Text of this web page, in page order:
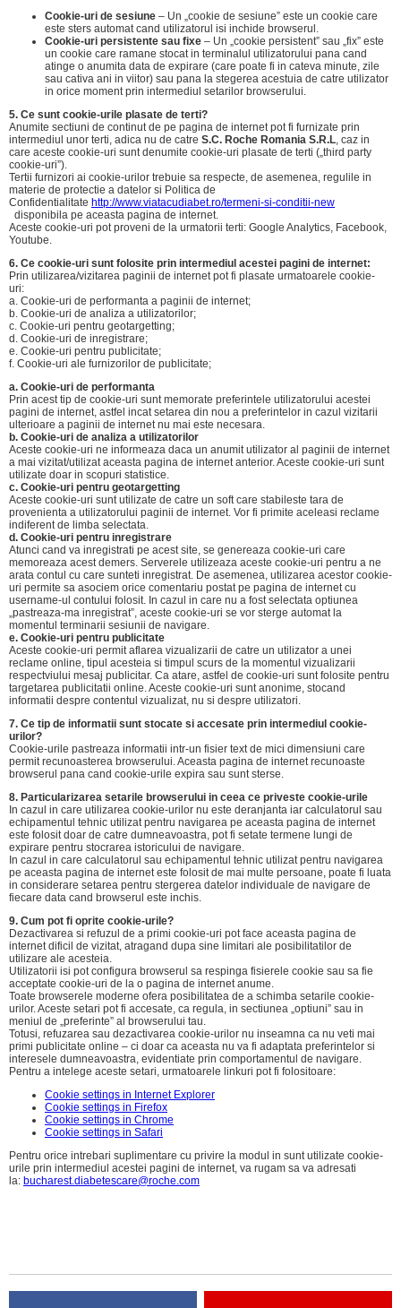
Cookie-uri de sesiune – Un „cookie de sesiune” este un cookie care
este sters automat cand utilizatorul isi inchide browserul.
Cookie-uri persistente sau fixe – Un „cookie persistent” sau „fix” este
un cookie care ramane stocat in terminalul utilizatorului pana cand
atinge o anumita data de expirare (care poate fi in cateva minute, zile
sau cativa ani in viitor) sau pana la stegerea acestuia de catre utilizator
in orice moment prin intermediul setarilor browserului.
5. Ce sunt cookie-urile plasate de terti?
Anumite sectiuni de continut de pe pagina de internet pot fi furnizate prin
intermediul unor terti, adica nu de catre S.C. Roche Romania S.R.L, caz in
care aceste cookie-uri sunt denumite cookie-uri plasate de terti („third party
cookie-uri”).
Tertii furnizori ai cookie-urilor trebuie sa respecte, de asemenea, regulile in
materie de protectie a datelor si Politica de
Confidentialitate http://www.viatacudiabet.ro/termeni-si-conditii-new
disponibila pe aceasta pagina de internet.
Aceste cookie-uri pot proveni de la urmatorii terti: Google Analytics, Facebook,
Youtube.
6. Ce cookie-uri sunt folosite prin intermediul acestei pagini de internet:
Prin utilizarea/vizitarea paginii de internet pot fi plasate urmatoarele cookie-
uri:
a. Cookie-uri de performanta a paginii de internet;
b. Cookie-uri de analiza a utilizatorilor;
c. Cookie-uri pentru geotargetting;
d. Cookie-uri de inregistrare;
e. Cookie-uri pentru publicitate;
f. Cookie-uri ale furnizorilor de publicitate;
a. Cookie-uri de performanta
Prin acest tip de cookie-uri sunt memorate preferintele utilizatorului acestei
pagini de internet, astfel incat setarea din nou a preferintelor in cazul vizitarii
ulterioare a paginii de internet nu mai este necesara.
b. Cookie-uri de analiza a utilizatorilor
Aceste cookie-uri ne informeaza daca un anumit utilizator al paginii de internet
a mai vizitat/utilizat aceasta pagina de internet anterior. Aceste cookie-uri sunt
utilizate doar in scopuri statistice.
c. Cookie-uri pentru geotargetting
Aceste cookie-uri sunt utilizate de catre un soft care stabileste tara de
provenienta a utilizatorului paginii de internet. Vor fi primite aceleasi reclame
indiferent de limba selectata.
d. Cookie-uri pentru inregistrare
Atunci cand va inregistrati pe acest site, se genereaza cookie-uri care
memoreaza acest demers. Serverele utilizeaza aceste cookie-uri pentru a ne
arata contul cu care sunteti inregistrat. De asemenea, utilizarea acestor cookie-
uri permite sa asociem orice comentariu postat pe pagina de internet cu
username-ul contului folosit. In cazul in care nu a fost selectata optiunea
„pastreaza-ma inregistrat”, aceste cookie-uri se vor sterge automat la
momentul terminarii sesiunii de navigare.
e. Cookie-uri pentru publicitate
Aceste cookie-uri permit aflarea vizualizarii de catre un utilizator a unei
reclame online, tipul acesteia si timpul scurs de la momentul vizualizarii
respectviului mesaj publicitar. Ca atare, astfel de cookie-uri sunt folosite pentru
targetarea publicitatii online. Aceste cookie-uri sunt anonime, stocand
informatii despre contentul vizualizat, nu si despre utilizatori.
7. Ce tip de informatii sunt stocate si accesate prin intermediul cookie-
urilor?
Cookie-urile pastreaza informatii intr-un fisier text de mici dimensiuni care
permit recunoasterea browserului. Aceasta pagina de internet recunoaste
browserul pana cand cookie-urile expira sau sunt sterse.
8. Particularizarea setarile browserului in ceea ce priveste cookie-urile
In cazul in care utilizarea cookie-urilor nu este deranjanta iar calculatorul sau
echipamentul tehnic utilizat pentru navigarea pe aceasta pagina de internet
este folosit doar de catre dumneavoastra, pot fi setate termene lungi de
expirare pentru stocrarea istoricului de navigare.
In cazul in care calculatorul sau echipamentul tehnic utilizat pentru navigarea
pe aceasta pagina de internet este folosit de mai multe persoane, poate fi luata
in considerare setarea pentru stergerea datelor individuale de navigare de
fiecare data cand browserul este inchis.
9. Cum pot fi oprite cookie-urile?
Dezactivarea si refuzul de a primi cookie-uri pot face aceasta pagina de
internet dificil de vizitat, atragand dupa sine limitari ale posibilitatilor de
utilizare ale acesteia.
Utilizatorii isi pot configura browserul sa respinga fisierele cookie sau sa fie
acceptate cookie-uri de la o pagina de internet anume.
Toate browserele moderne ofera posibilitatea de a schimba setarile cookie-
urilor. Aceste setari pot fi accesate, ca regula, in sectiunea „optiuni” sau in
meniul de „preferinte” al browserului tau.
Totusi, refuzarea sau dezactivarea cookie-urilor nu inseamna ca nu veti mai
primi publicitate online – ci doar ca aceasta nu va fi adaptata preferintelor si
interesele dumneavoastra, evidentiate prin comportamentul de navigare.
Pentru a intelege aceste setari, urmatoarele linkuri pot fi folositoare:
Cookie settings in Internet Explorer
Cookie settings in Firefox
Cookie settings in Chrome
Cookie settings in Safari
Pentru orice intrebari suplimentare cu privire la modul in sunt utilizate cookie-
urile prin intermediul acestei pagini de internet, va rugam sa va adresati
la: bucharest.diabetescare@roche.com